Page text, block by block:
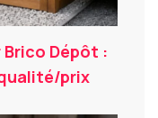
Dépôt :
prix